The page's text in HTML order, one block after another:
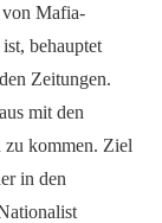
von Mafia-
behauptet
Zeitungen.
mit den
zu kommen. Ziel
in den